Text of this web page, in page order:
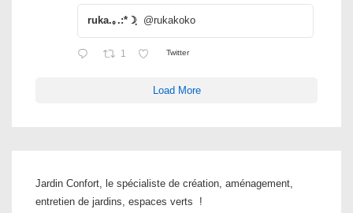
ruka.｡.:*☽ฺ @rukakoko
1 Twitter
Load More
Jardin Confort, le spécialiste de création, aménagement,
entretien de jardins, espaces verts !